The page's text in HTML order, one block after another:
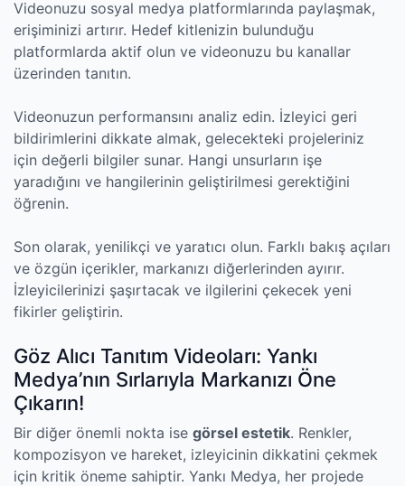
Videonuzu sosyal medya platformlarında paylaşmak,
erişiminizi artırır. Hedef kitlenizin bulunduğu
platformlarda aktif olun ve videonuzu bu kanallar
üzerinden tanıtın.
Videonuzun performansını analiz edin. İzleyici geri
bildirimlerini dikkate almak, gelecekteki projeleriniz
için değerli bilgiler sunar. Hangi unsurların işe
yaradığını ve hangilerinin geliştirilmesi gerektiğini
öğrenin.
Son olarak, yenilikçi ve yaratıcı olun. Farklı bakış açıları
ve özgün içerikler, markanızı diğerlerinden ayırır.
İzleyicilerinizi şaşırtacak ve ilgilerini çekecek yeni
fikirler geliştirin.
Göz Alıcı Tanıtım Videoları: Yankı
Medya’nın Sırlarıyla Markanızı Öne
Çıkarın!
Bir diğer önemli nokta ise görsel estetik. Renkler,
kompozisyon ve hareket, izleyicinin dikkatini çekmek
için kritik öneme sahiptir. Yankı Medya, her projede